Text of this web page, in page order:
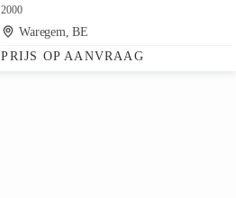
2000
Waregem, BE
PRIJS OP AANVRAAG